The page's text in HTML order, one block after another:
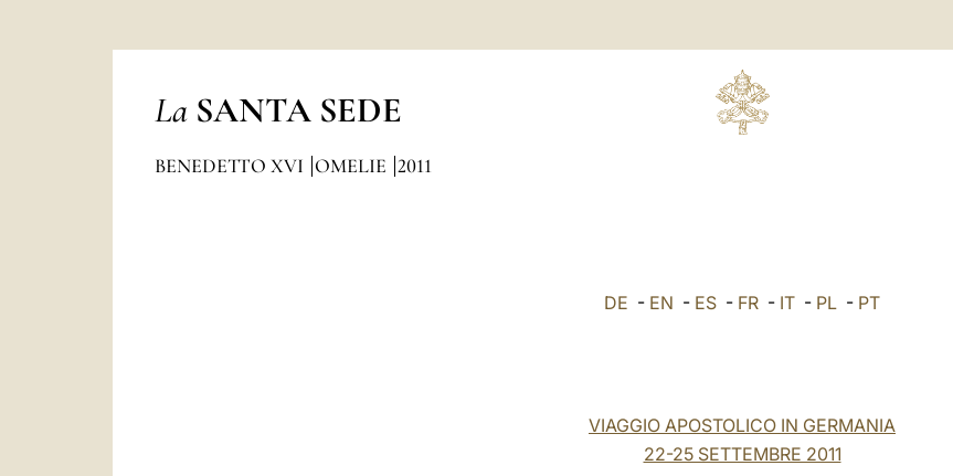
La SANTA SEDE
BENEDETTO XVI OMELIE 2011
DE - EN - ES - FR - IT - PL - PT
VIAGGIO APOSTOLICO IN GERMANIA
22-25 SETTEMBRE 2011